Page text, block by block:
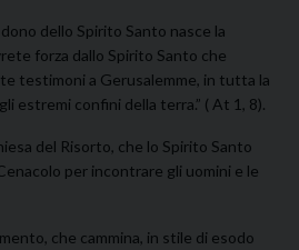
dello Spirito Santo nasce la
forza dallo Spirito Santo che
testimoni a Gerusalemme, in tutta la
estremi confini della terra.” ( At 1, 8).
del Risorto, che lo Spirito Santo
per incontrare gli uomini e le
che cammina, in stile di esodo